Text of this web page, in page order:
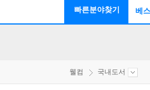
빠른분야찾기 베
웰컴 국내도서